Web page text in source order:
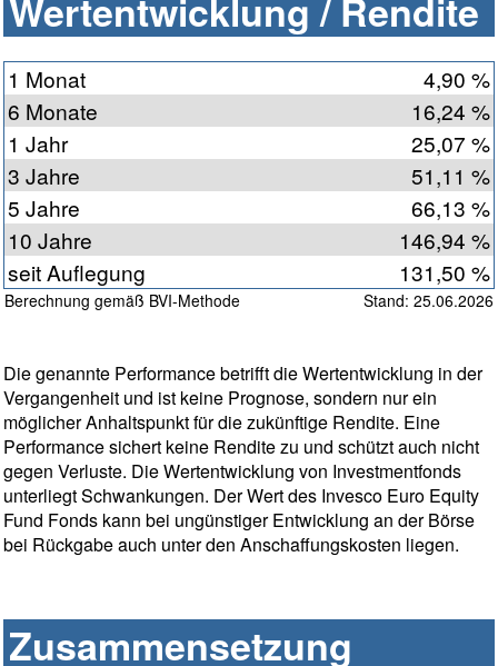
Wertentwicklung / Rendite
1 Monat
4,90 %
6 Monate
16,24 %
1 Jahr
25,07 %
3 Jahre
51,11 %
5 Jahre
66,13 %
10 Jahre
146,94 %
seit Auflegung
131,50 %
Berechnung gemäß BVI-Methode Stand: 25.06.2026
Die genannte Performance betrifft die Wertentwicklung in der
Vergangenheit und ist keine Prognose, sondern nur ein
möglicher Anhaltspunkt für die zukünftige Rendite. Eine
Performance sichert keine Rendite zu und schützt auch nicht
gegen Verluste. Die Wertentwicklung von Investmentfonds
unterliegt Schwankungen. Der Wert des Invesco Euro Equity
Fund Fonds kann bei ungünstiger Entwicklung an der Börse
bei Rückgabe auch unter den Anschaffungskosten liegen.
Zusammensetzung